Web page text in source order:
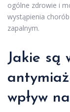
ogólne zdrowie i
wystąpienia
zapalnym.
Jakie są
wpływ